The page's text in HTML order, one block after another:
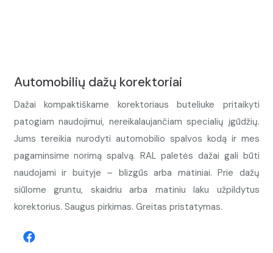
Automobilių dažų korektoriai
Dažai kompaktiškame korektoriaus buteliuke pritaikyti
patogiam naudojimui, nereikalaujančiam specialių įgūdžių.
Jums tereikia nurodyti automobilio spalvos kodą ir mes
pagaminsime norimą spalvą. RAL paletės dažai gali būti
naudojami ir buityje – blizgūs arba matiniai. Prie dažų
siūlome gruntu, skaidriu arba matiniu laku užpildytus
korektorius. Saugus pirkimas. Greitas pristatymas.